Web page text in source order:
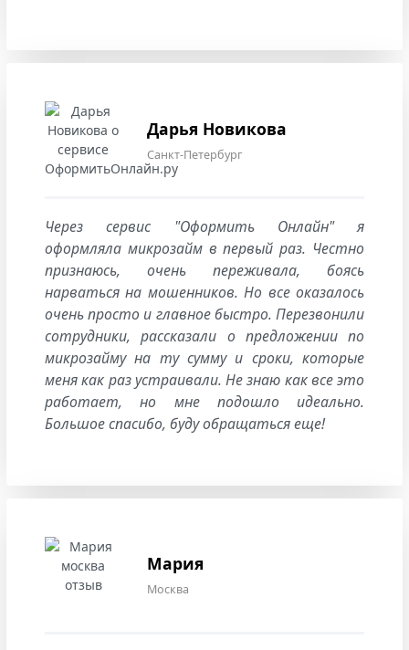
Дарья Новикова
Санкт-Петербург
Через сервис "Оформить Онлайн" я
оформляла микрозайм в первый раз. Честно
признаюсь, очень переживала, боясь
нарваться на мошенников. Но все оказалось
очень просто и главное быстро. Перезвонили
сотрудники, рассказали о предложении по
микрозайму на ту сумму и сроки, которые
меня как раз устраивали. Не знаю как все это
работает, но мне подошло идеально.
Большое спасибо, буду обращаться еще!
Мария
Москва